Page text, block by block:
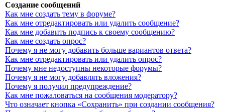
Создание сообщений
Как мне создать тему в форуме?
Как мне отредактировать или удалить сообщение?
Как мне добавить подпись к своему сообщению?
Как мне создать опрос?
Почему я не могу добавить больше вариантов ответа?
Как мне отредактировать или удалить опрос?
Почему мне недоступны некоторые форумы?
Почему я не могу добавлять вложения?
Почему я получил предупреждение?
Как мне пожаловаться на сообщения модератору?
Что означает кнопка «Сохранить» при создании сообщения?